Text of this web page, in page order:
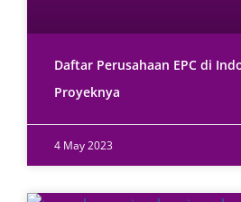
Daftar Perusahaan EPC di
Proyeknya
4 May 2023